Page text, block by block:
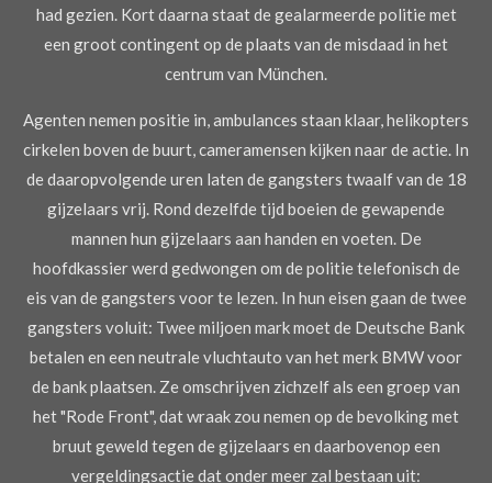
had gezien. Kort daarna staat de gealarmeerde politie met
een groot contingent op de plaats van de misdaad in het
centrum van München.
Agenten nemen positie in, ambulances staan klaar, helikopters
cirkelen boven de buurt, cameramensen kijken naar deactie. In
de daaropvolgende uren laten de gangsters twaalf van de 18
gijzelaars vrij. Rond dezelfde tijd boeien de gewapende
mannen hun gijzelaars aan handen en voeten. De
hoofdkassier werd gedwongen om de politie telefonisch de
eis van de gangsters voor te lezen. In hun eisen gaan de twee
gangsters voluit: Twee miljoen mark moet de Deutsche Bank
betalen en een neutrale vluchtauto van het merk BMW voor
de bank plaatsen. Ze omschrijven zichzelf als een groep van
het "Rode Front", dat wraak zou nemen op de bevolking met
bruut geweld tegen de gijzelaars en daarbovenop een
vergeldingsactie dat onder meer zal bestaan uit: